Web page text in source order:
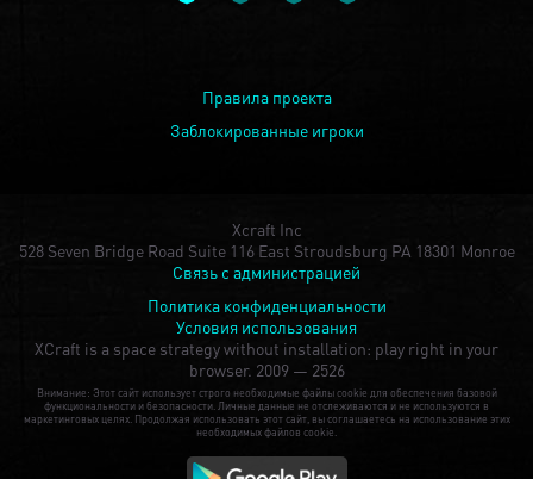
Правила проекта
Заблокированные игроки
Xcraft Inc
528 Seven Bridge Road Suite 116 East Stroudsburg PA 18301 Monroe
Связь с администрацией
Политика конфиденциальности
Условия использования
XCraft is a space strategy without installation: play right in your
browser. 2009 — 2526
Внимание: Этот сайт использует строго необходимые файлы cookie для обеспечения базовой
функциональности и безопасности. Личные данные не отслеживаются и не используются в
маркетинговых целях. Продолжая использовать этот сайт, вы соглашаетесь на использование этих
необходимых файлов cookie.